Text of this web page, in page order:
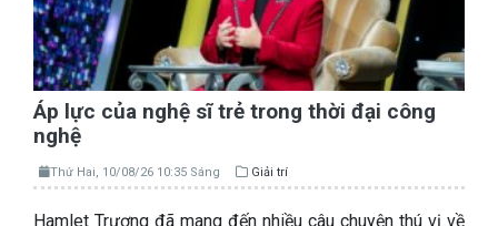
Áp lực của nghệ sĩ trẻ trong thời đại công
nghệ
Thứ Hai, 10/08/26 10:35 Sáng Giải trí
Hamlet Trương đã mang đến nhiều câu chuyện thú vị về